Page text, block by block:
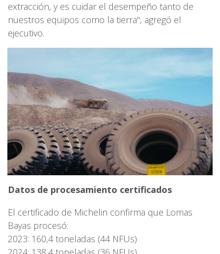
extracción, y es cuidar el desempeño tanto de
nuestros equipos como la tierra", agregó el
ejecutivo.
Datos de procesamiento certificados
El certificado de Michelin confirma que Lomas
Bayas procesó:
2023: 160,4 toneladas (44 NFUs)